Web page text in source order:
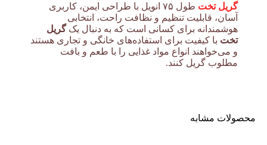
گریل تخت
طول ۷۵ انویل با طراحی ایمن، کاربری
آسان، قابلیت تنظیم و نظافت راحت، انتخابی
هوشمندانه برای کسانی است که به دنبال یکگریل
تخت با کیفیت برای استفاده‌های خانگی و تجاری هستند
و می‌خواهند انواع مواد غذایی را با طعم و بافت
مطلوب گریل کنند.
محصولات مشابه